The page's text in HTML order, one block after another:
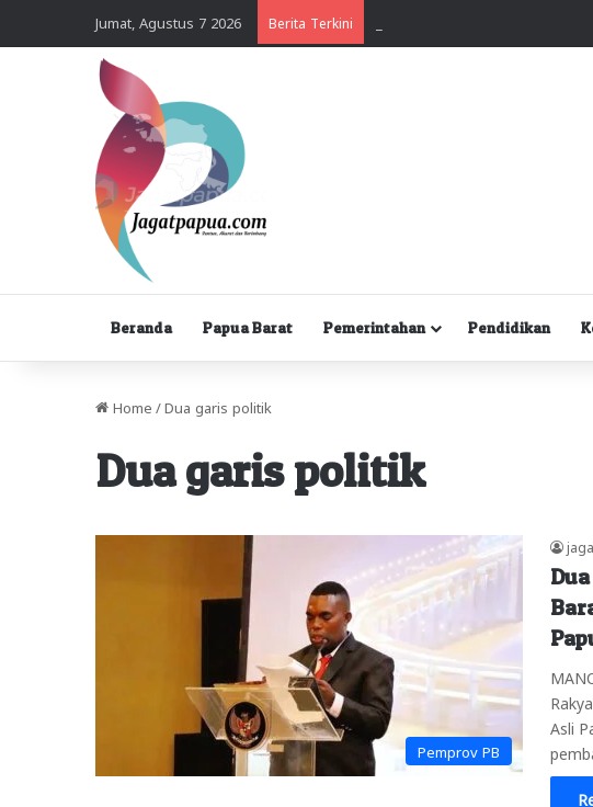
Jumat, Agustus 7 2026 Berita Terkini
Beranda Papua Barat Pemerintahan Pendidikan
Home / Dua garis politik
Dua garis politik
Pemprov PB
Asli